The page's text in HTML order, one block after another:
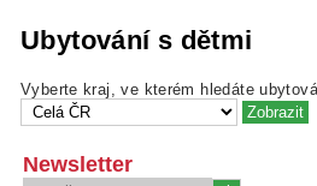
Ubytování s dětmi
Vyberte kraj, ve kterém hledáte
Newsletter